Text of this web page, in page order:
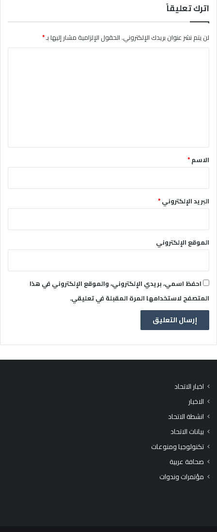
اترك تعليقاً
لن يتم نشر عنوان بريدك الإلكتروني.الحقول الإلزامية مشار إليها بـ*
*الاسم*
البريد الإلكتروني*
الموقع الإلكتروني
احفظ اسمي، بريدي الإلكتروني، والموقع الإلكتروني في هذا
المتصفح لاستخدامها المرة المقبلة في تعليقي.
اخبار الاتحاد
الاخبار
انشطة الاتحاد
بيانات الاتحاد
تكنولوجيا ومنوعات
صحافة عربية
مؤتمرات وندوات